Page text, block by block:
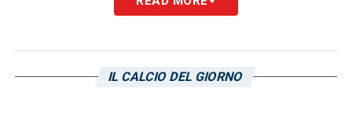
— Sampdorianos (@Sampdorianos)
December 11, 2017
IL CALCIO DEL GIORNO